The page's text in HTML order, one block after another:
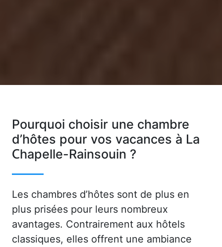
Pourquoi choisir une chambre
d’hôtes pour vos vacances à La
Chapelle-Rainsouin ?
Les chambres d’hôtes sont de plus en
plus prisées pour leurs nombreux
avantages. Contrairement aux hôtels
classiques, elles offrent une ambiance